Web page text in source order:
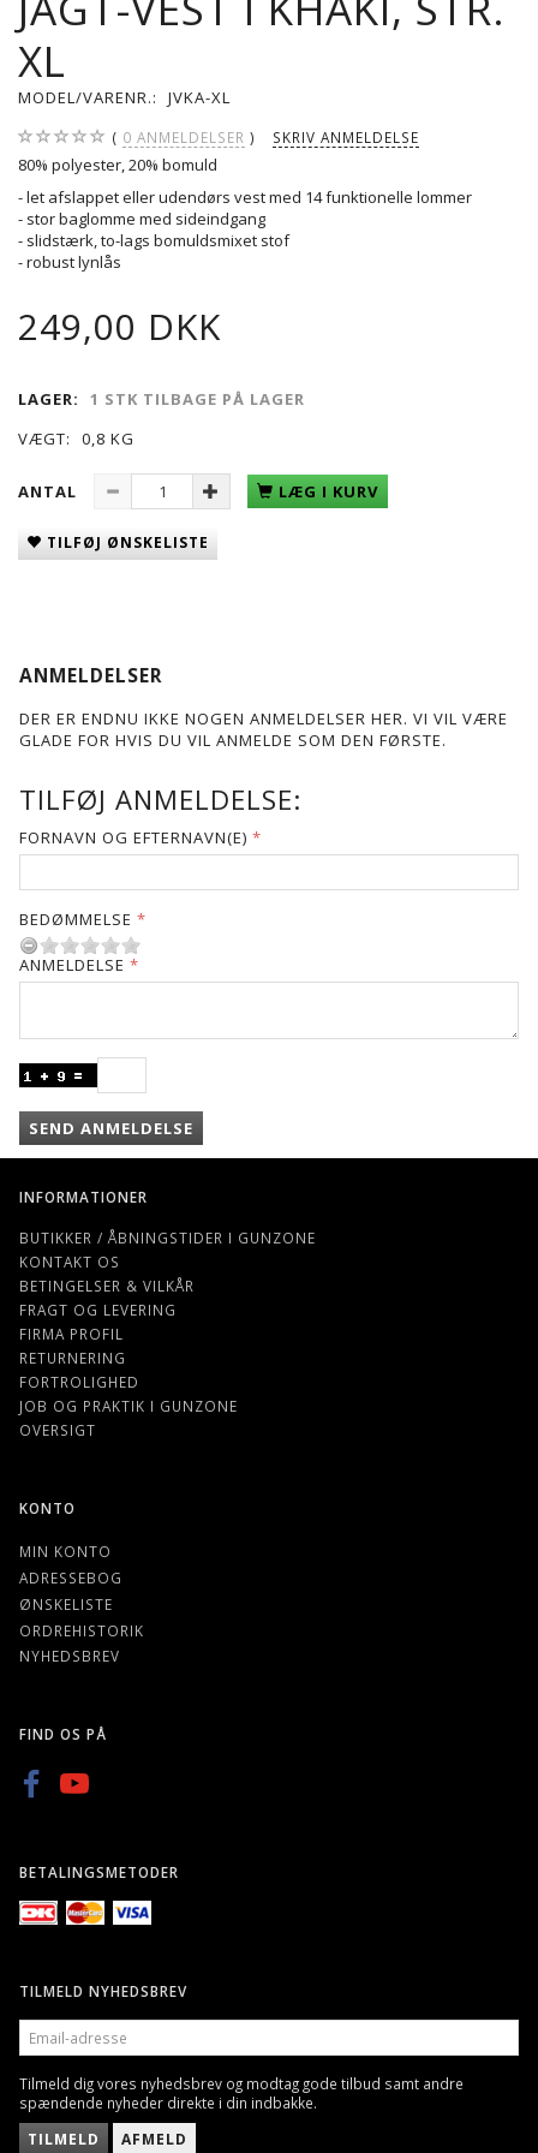
XL
MODEL/VARENR.: JVKA-XL
0 ANMELDELSER SKRIV ANMELDELSE
80% polyester, 20% bomuld
- let afslappet eller udendørs vest med 14 funktionelle lommer
- stor baglomme med sideindgang
- slidstærk, to-lags bomuldsmixet stof
- robust lynlås
249,00 DKK
LAGER:
1 STK TILBAGE PÅ LAGER
VÆGT:
0,8 KG
ANTAL LÆG I KURV
TILFØJ ØNSKELISTE
ANMELDELSER
DER ER ENDNU IKKE NOGEN ANMELDELSER HER. VI VIL VÆRE
GLADE FOR HVIS DU VIL ANMELDE SOM DEN FØRSTE.
TILFØJ ANMELDELSE:
FORNAVN OG EFTERNAVN(E)
BEDØMMELSE
ANMELDELSE
SEND ANMELDELSE
INFORMATIONER
BUTIKKER / ÅBNINGSTIDER I GUNZONE
KONTAKT OS
BETINGELSER & VILKÅR
FRAGT OG LEVERING
FIRMA PROFIL
RETURNERING
FORTROLIGHED
JOB OG PRAKTIK I GUNZONE
OVERSIGT
KONTO
MIN KONTO
ADRESSEBOG
ØNSKELISTE
ORDREHISTORIK
NYHEDSBREV
FIND OS PÅ
BETALINGSMETODER
TILMELD NYHEDSBREV
EMAIL-
ADRESSE
Tilmeld dig vores nyhedsbrev og modtag gode tilbud samt andre
spændende nyheder direkte i din indbakke.
TILMELD AFMELD